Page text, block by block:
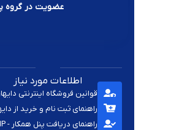
عضویت در گروه
اطلاعات مورد نیاز
قوانین فروشگاه اینترنتی
راهنمای ثبت نام و خرید از
راهنمای دریافت پنل همکار - VIP